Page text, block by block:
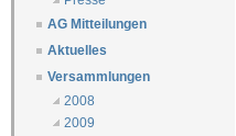
AG Mitteilungen
Aktuelles
Versammlungen
2008
2009